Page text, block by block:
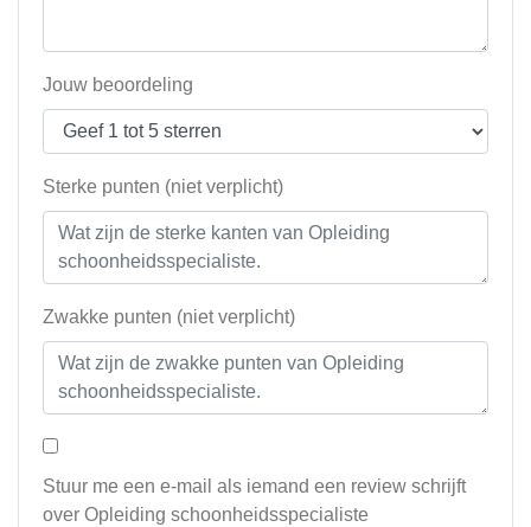
Jouw beoordeling
Sterke punten (niet verplicht)
Zwakke punten (niet verplicht)
Stuur me een e-mail als iemand een review schrijft
over Opleiding schoonheidsspecialiste